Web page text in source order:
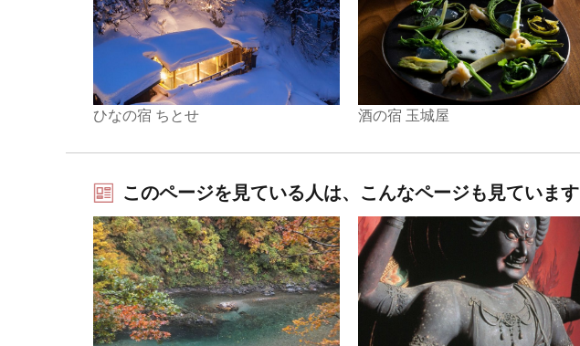
ひなの宿 ちとせ 酒の宿 玉城屋
このページを見ている人は、こんなページも見ています